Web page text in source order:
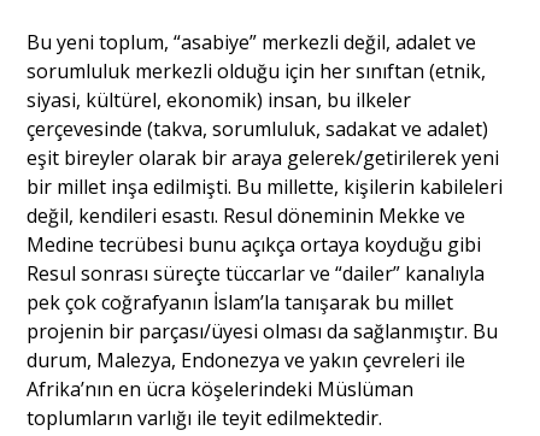
Bu yeni toplum, “asabiye” merkezli değil, adalet ve
sorumluluk merkezli olduğu için her sınıftan (etnik,
siyasi, kültürel, ekonomik) insan, bu ilkeler
çerçevesinde (takva, sorumluluk, sadakat ve adalet)
eşit bireyler olarak bir araya gelerek/getirilerek yeni
bir millet inşa edilmişti. Bu millette, kişilerin kabileleri
değil, kendileri esastı. Resul döneminin Mekke ve
Medine tecrübesi bunu açıkça ortaya koyduğu gibi
Resul sonrası süreçte tüccarlar ve “dailer” kanalıyla
pek çok coğrafyanın İslam’la tanışarak bu millet
projenin bir parçası/üyesi olması da sağlanmıştır. Bu
durum, Malezya, Endonezya ve yakın çevreleri ile
Afrika’nın en ücra köşelerindeki Müslüman
toplumların varlığı ile teyit edilmektedir.